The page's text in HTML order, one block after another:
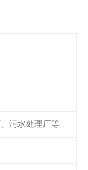
污水处理厂等